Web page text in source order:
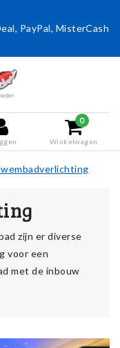
PayPal, MisterCash
0
Winkelwagen
zijn er diverse
voor een
met de inbouw